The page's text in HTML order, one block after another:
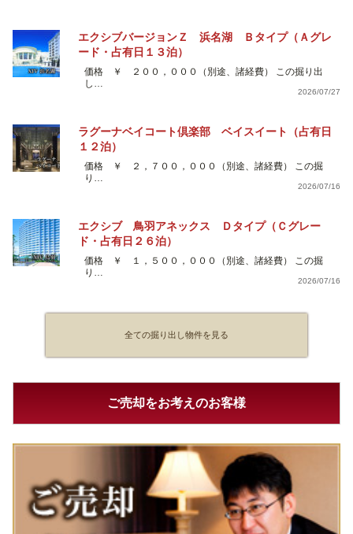
エクシブバージョンＺ 浜名湖 Ｂタイプ（Ａグレ
ード・占有日１３泊）
価格 ￥ ２００，０００（別途、諸経費） この掘り出
し…
2026/07/27
ラグーナベイコート倶楽部 ベイスイート（占有日
１２泊）
価格 ￥ ２，７００，０００（別途、諸経費） この掘
り…
2026/07/16
エクシブ 鳥羽アネックス Ｄタイプ（Ｃグレー
ド・占有日２６泊）
価格 ￥ １，５００，０００（別途、諸経費） この掘
り…
2026/07/16
全ての掘り出し物件を見る
ご売却をお考えのお客様